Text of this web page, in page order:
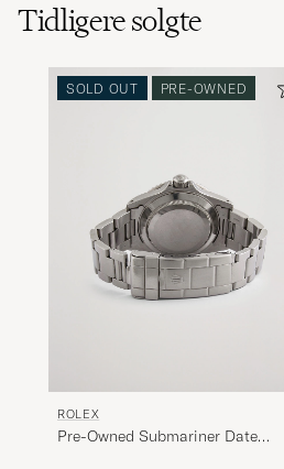
Tidligere solgte
SOLD OUT PRE-OWNED
ROLEX
Pre-Owned Submariner Date